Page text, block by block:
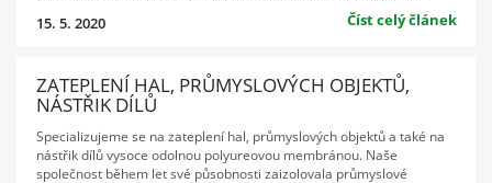
15. 5. 2020 Číst celý článek
ZATEPLENÍ HAL, PRŮMYSLOVÝCH OBJEKTŮ,
NÁSTŘIK DÍLŮ
Specializujeme se na zateplení hal, průmyslových objektů a také na
nástřik dílů vysoce odolnou polyureovou membránou. Naše
společnost během let své působnosti zaizolovala průmyslové